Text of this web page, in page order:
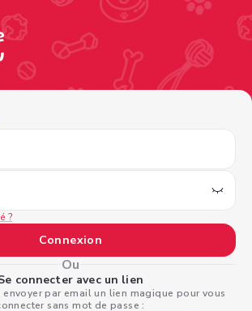
?
Connexion
Ou
connecter avec un lien
par email un lien magique pour vous
sans mot de passe :
profile%2Ff8642cb6-5b66-